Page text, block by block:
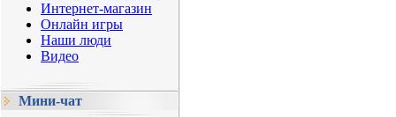
Интернет-магазин
Онлайн игры
Наши люди
Видео
Мини-чат